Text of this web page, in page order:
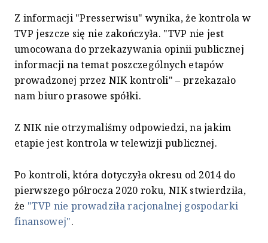
Z informacji "Presserwisu" wynika, że kontrola w
TVP jeszcze się nie zakończyła. "TVP nie jest
umocowana do przekazywania opinii publicznej
informacji na temat poszczególnych etapów
prowadzonej przez NIK kontroli" – przekazało
nam biuro prasowe spółki.
Z NIK nie otrzymaliśmy odpowiedzi, na jakim
etapie jest kontrola w telewizji publicznej.
Po kontroli, która dotyczyła okresu od 2014 do
pierwszego półrocza 2020 roku, NIK stwierdziła,
że "TVP nie prowadziła racjonalnej gospodarki
finansowej".